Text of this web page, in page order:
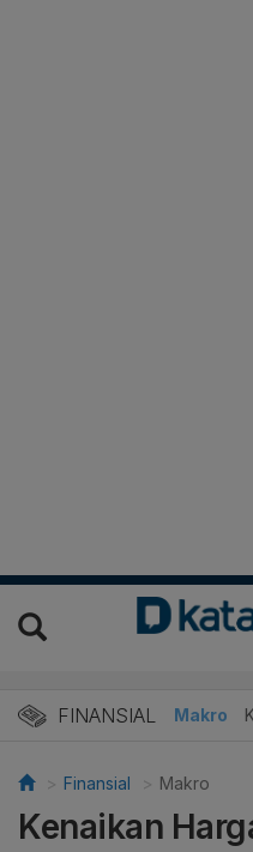
FINANSIAL Makro
Finansial Makro
Kenaikan